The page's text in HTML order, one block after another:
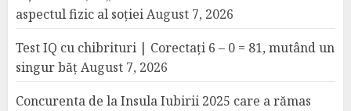
aspectul fizic al soțieiAugust 7, 2026
Test IQ cu chibrituri | Corectați 6 – 0 = 81, mutând un
singur bățAugust 7, 2026
Concurenta de la Insula Iubirii 2025 care a rămas